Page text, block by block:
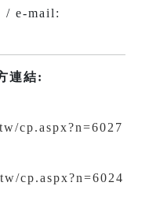
/ e-mail:
連結:
cp.aspx?n=6027
cp.aspx?n=6024